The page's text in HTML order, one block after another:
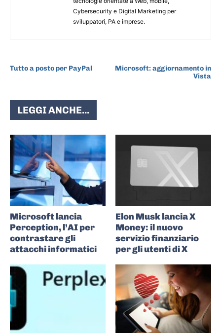
Cybersecurity e Digital Marketing per
sviluppatori, PA e imprese.
Tutto a posto per PayPal
Microsoft: aggiornamento in
Vista
LEGGI ANCHE...
Microsoft lancia
Perception, l’AI per
contrastare gli
attacchi informatici
Elon Musk lancia X
Money: il nuovo
servizio finanziario
per gli utenti di X